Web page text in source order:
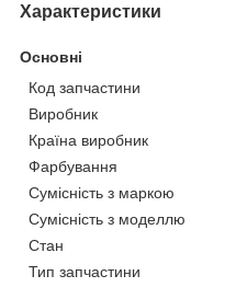
Характеристики
Основні
Код запчастини
Виробник
Країна виробник
Фарбування
Сумісність з маркою
Сумісність з моделлю
Стан
Тип запчастини